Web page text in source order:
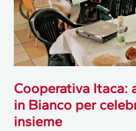
Cooperativa Itaca:
in Bianco per
insieme